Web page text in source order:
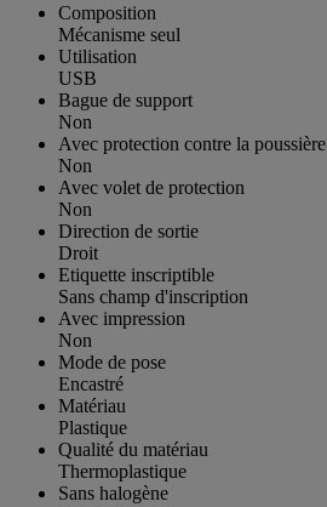
Composition
Mécanisme seul
Utilisation
USB
Bague de support
Non
Avec protection contre la poussière
Non
Avec volet de protection
Non
Direction de sortie
Droit
Etiquette inscriptible
Sans champ d'inscription
Avec impression
Non
Mode de pose
Encastré
Matériau
Plastique
Qualité du matériau
Thermoplastique
Sans halogène